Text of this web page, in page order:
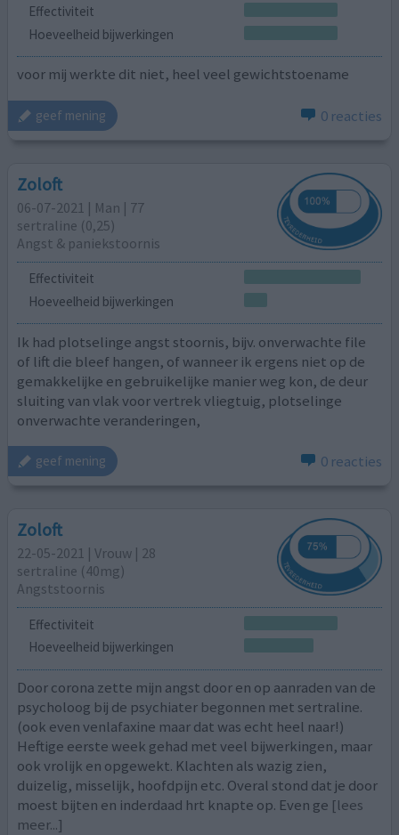
Effectiviteit
Hoeveelheid bijwerkingen
voor mij werkte dit niet, heel veel gewichtstoename
geef mening 0 reacties
Zoloft
06-07-2021 | Man | 77
sertraline (0,25)
Angst & paniekstoornis
Effectiviteit
Hoeveelheid bijwerkingen
Ik had plotselinge angst stoornis, bijv. onverwachte file
of lift die bleef hangen, of wanneer ik ergens niet op de
gemakkelijke en gebruikelijke manier weg kon, de deur
sluiting van vlak voor vertrek vliegtuig, plotselinge
onverwachte veranderingen,
geef mening 0 reacties
Zoloft
22-05-2021 | Vrouw | 28
sertraline (40mg)
Angststoornis
Effectiviteit
Hoeveelheid bijwerkingen
Door corona zette mijn angst door en op aanraden van de
psycholoog bij de psychiater begonnen met sertraline.
(ook even venlafaxine maar dat was echt heel naar!)
Heftige eerste week gehad met veel bijwerkingen, maar
ook vrolijk en opgewekt. Klachten als wazig zien,
duizelig, misselijk, hoofdpijn etc. Overal stond dat je door
moest bijten en inderdaad hrt knapte op. Even ge [lees
meer...]